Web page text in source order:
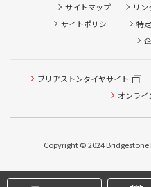
サイトマップ リン
サイトポリシー
特
ブリヂストンタイヤサイト
オンライ
Copyright © 2024 Bridgestone
タイヤ点検・安全点検/タ
ピット作業の予約
本日のタイヤ履き替え順